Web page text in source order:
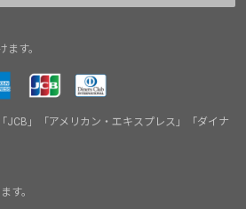
す。
JCB」「アメリカン・エキスプレス」「ダイナ
す。